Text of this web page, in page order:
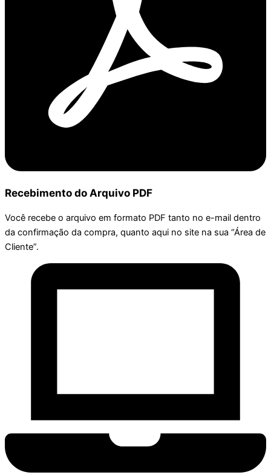
Recebimento do Arquivo PDF
Você recebe o arquivo em formato PDF tanto no e-mail dentro
da confirmação da compra, quanto aqui no site na sua “Área de
Cliente”.